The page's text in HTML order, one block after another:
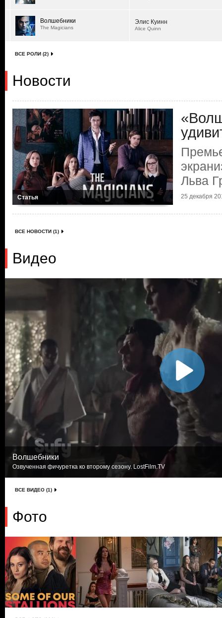
Волшебники
The Magicians
Элис Куинн
Alice Quinn
ВСЕ РОЛИ (2)
Новости
Статья
Льва
25 декабря
ВСЕ НОВОСТИ (1)
Видео
Волшебники
Озвученная фичуретка ко второму сезону. LostFilm.TV
ВСЕ ВИДЕО (1)
Фото